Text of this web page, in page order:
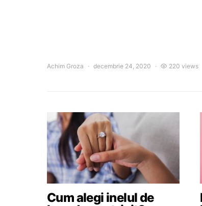
Achim Groza decembrie 24, 2020 220 views
Cum alegi inelul de